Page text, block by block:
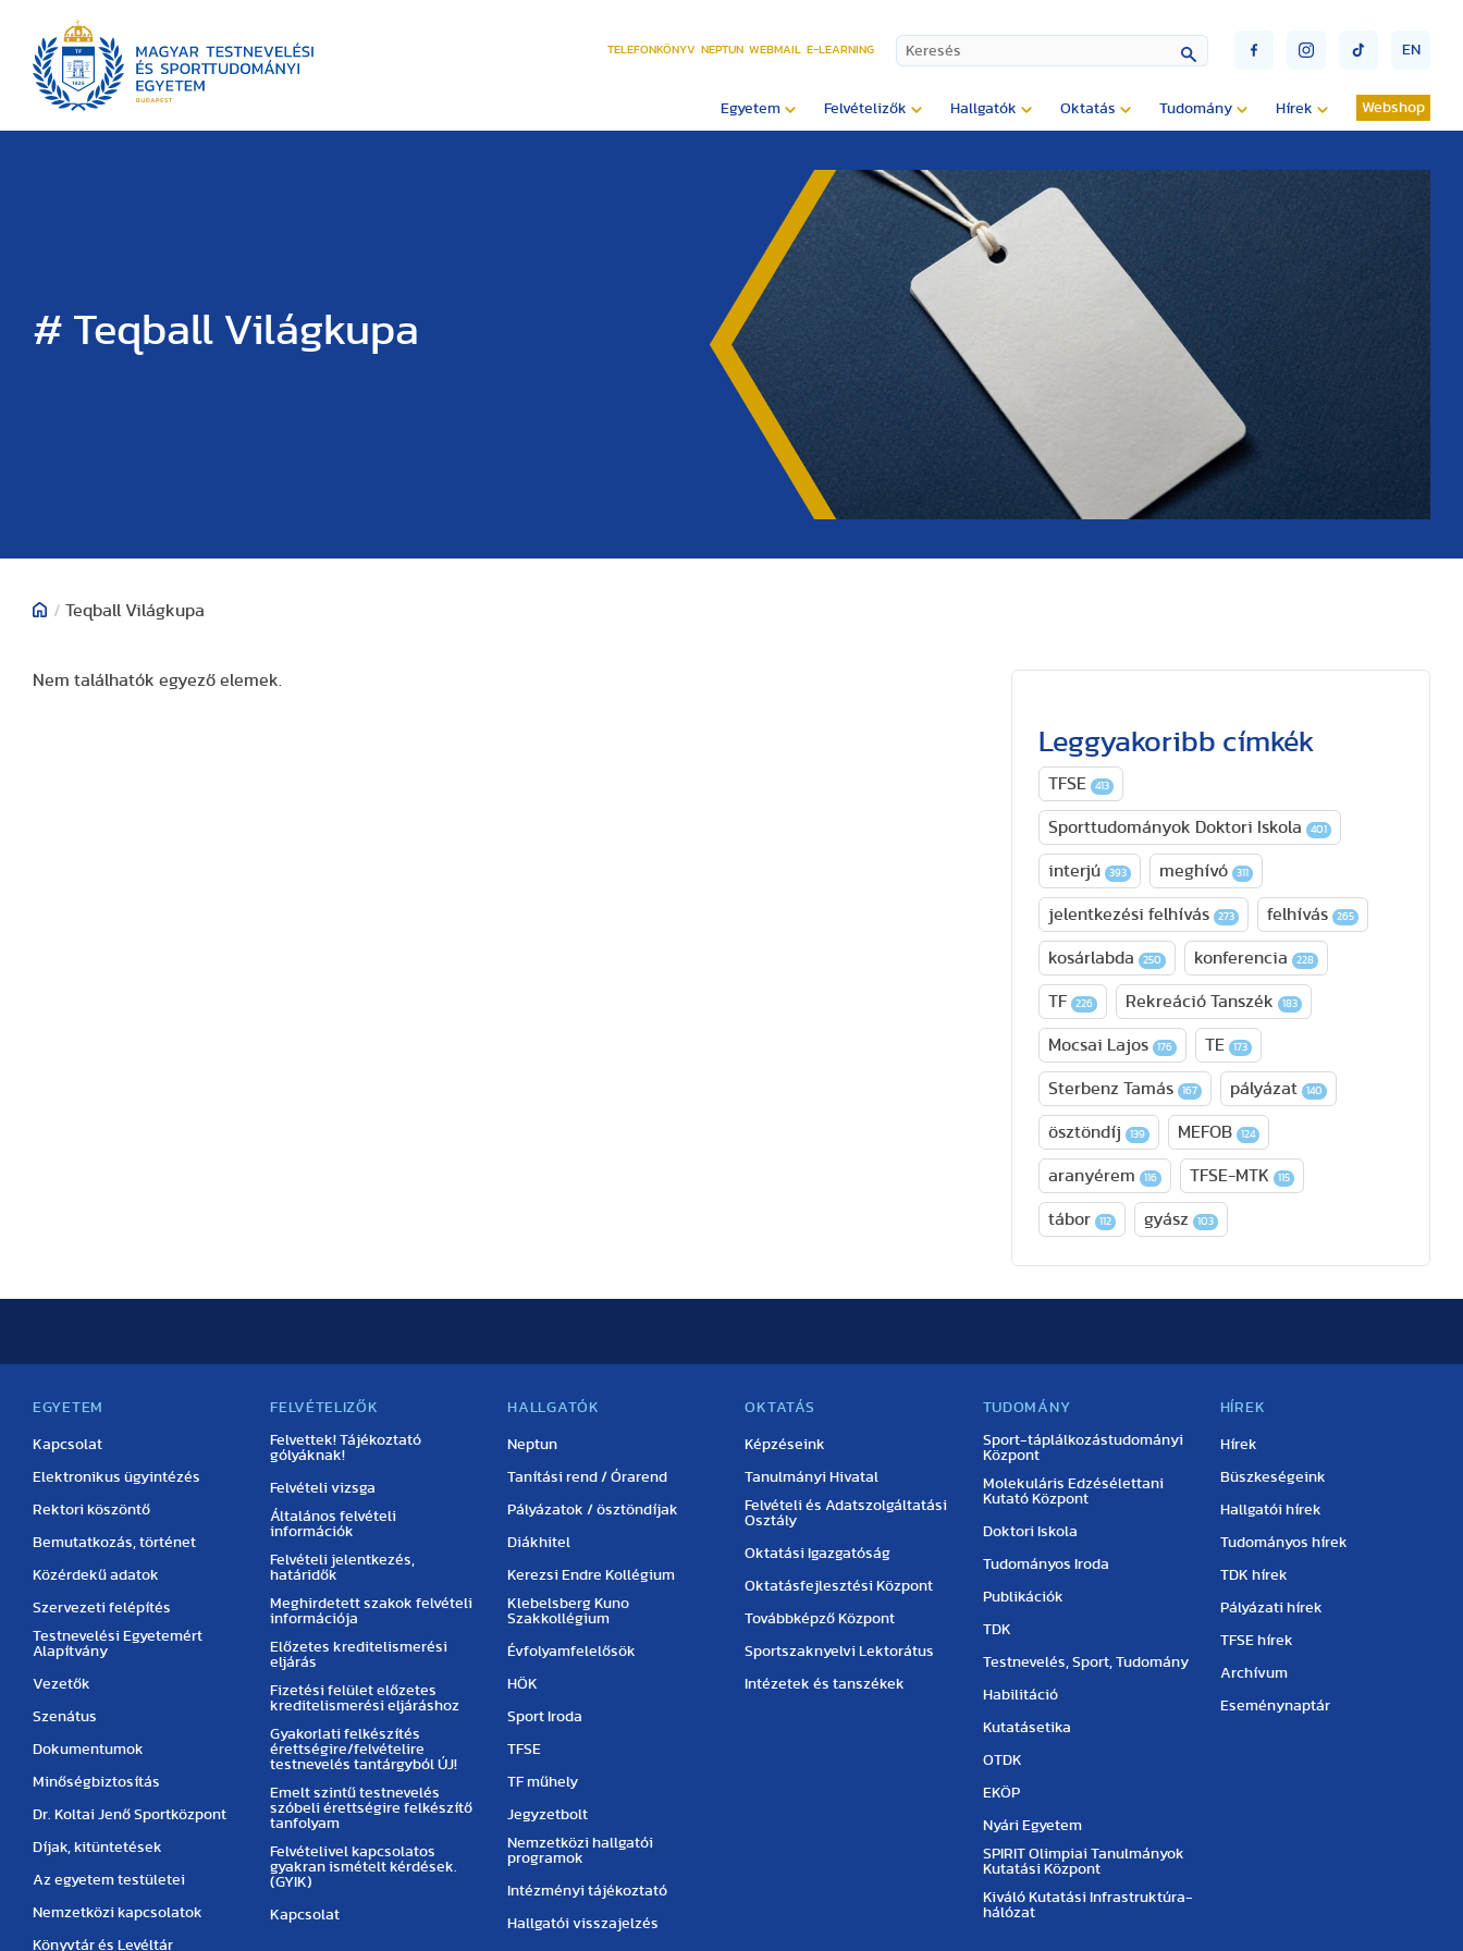
TELEFONKÖNYV NEPTUN WEBMAIL E-LEARNING EN
Egyetem Felvételizők Hallgatók Oktatás Tudomány Hírek Webshop
# Teqball Világkupa
/ Teqball Világkupa
Nem találhatók egyező elemek.
Leggyakoribb címkék
TFSE 413
Sporttudományok Doktori Iskola 401
interjú 393 meghívó 311
jelentkezési felhívás 273 felhívás 265
kosárlabda 250 konferencia 228
TF 226 Rekreáció Tanszék 183
Mocsai Lajos 176 TE 173
Sterbenz Tamás 167 pályázat 140
ösztöndíj 139 MEFOB 124
aranyérem 116 TFSE-MTK 115
tábor 112 gyász 103
EGYETEM
Kapcsolat
Elektronikus ügyintézés
Rektori köszöntő
Bemutatkozás, történet
Közérdekű adatok
Szervezeti felépítés
Testnevelési Egyetemért
Alapítvány
Vezetők
Szenátus
Dokumentumok
Minőségbiztosítás
Dr. Koltai Jenő Sportközpont
Díjak, kitüntetések
Az egyetem testületei
Nemzetközi kapcsolatok
Könyvtár és Levéltár
FELVÉTELIZŐK
Felvettek! Tájékoztató
gólyáknak!
Felvételi vizsga
Általános felvételi
információk
Felvételi jelentkezés,
határidők
Meghirdetett szakok felvételi
információja
Előzetes kreditelismerési
eljárás
Fizetési felület előzetes
kreditelismerési eljáráshoz
Gyakorlati felkészítés
érettségire/felvételire
testnevelés tantárgyból ÚJ!
Emelt szintű testnevelés
szóbeli érettségire felkészítő
tanfolyam
Felvételivel kapcsolatos
gyakran ismételt kérdések.
(GYIK)
Kapcsolat
HALLGATÓK
Neptun
Tanítási rend / Órarend
Pályázatok / ösztöndíjak
Diákhitel
Kerezsi Endre Kollégium
Klebelsberg Kuno
Szakkollégium
Évfolyamfelelősök
HÖK
Sport Iroda
TFSE
TF műhely
Jegyzetbolt
Nemzetközi hallgatói
programok
Intézményi tájékoztató
Hallgatói visszajelzés
OKTATÁS
Képzéseink
Tanulmányi Hivatal
Felvételi és Adatszolgáltatási
Osztály
Oktatási Igazgatóság
Oktatásfejlesztési Központ
Továbbképző Központ
Sportszaknyelvi Lektorátus
Intézetek és tanszékek
TUDOMÁNY
Sport-táplálkozástudományi
Központ
Molekuláris Edzésélettani
Kutató Központ
Doktori Iskola
Tudományos Iroda
Publikációk
TDK
Testnevelés, Sport, Tudomány
Habilitáció
Kutatásetika
OTDK
EKÖP
Nyári Egyetem
SPIRIT Olimpiai Tanulmányok
Kutatási Központ
Kiváló Kutatási Infrastruktúra-
hálózat
HÍREK
Hírek
Büszkeségeink
Hallgatói hírek
Tudományos hírek
TDK hírek
Pályázati hírek
TFSE hírek
Archívum
Eseménynaptár